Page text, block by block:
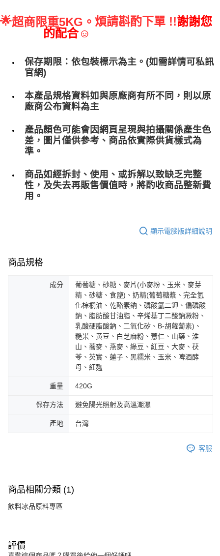
🌟超商限重5KG。 煩請斟酌下單 !!謝謝您
的配合☺
保存期限：依包裝標示為主。(如需詳情可私訊
官網)
本產品規格資料如與原廠商有所不同，則以原
廠商公布資料為主
產品顏色可能會因網頁呈現與拍攝關係產生色
差，圖片僅供參考、商品依實際供貨樣式為
準。
商品如經拆封、使用、或拆解以致缺乏完整
性，及失去再販售價值時，將酌收商品整﻿新費
用。
顯示電腦版詳細說明
商品規格
成分
葡萄糖、砂糖、麥片(小麥粉、玉米、麥芽
精、砂糖、食鹽)、奶精(葡萄糖漿、完全氫
化棕櫚油、乾酪素鈉、磷酸氫二鉀、偏磷酸
鈉、脂肪酸甘油脂、辛烯基丁二酸鈉澱粉、
乳酸硬脂酸鈉、二氧化矽、B-胡蘿蔔素)、
糙米、黄豆、白芝麻粉、薏仁、山藥、淮
山、蕎麥、燕麥、綠豆、紅豆、大麥、茯
苓、芡實、蓮子、黑糯米、玉米、啤酒酵
母、紅麴
重量 420G
保存方法 避免陽光照射及高溫潮濕
產地 台灣
客服
商品相關分類 (1)
飲料冰品原料專區
評價